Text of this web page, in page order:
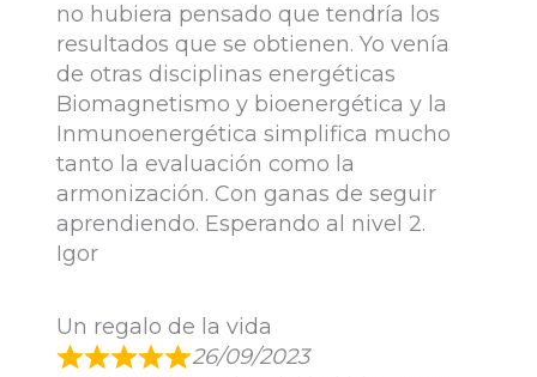
no hubiera pensado que tendría los
resultados que se obtienen. Yo venía
de otras disciplinas energéticas
Biomagnetismo y bioenergética y la
Inmunoenergética simplifica mucho
tanto la evaluación como la
armonización. Con ganas de seguir
aprendiendo. Esperando al nivel 2.
Igor
Un regalo de la vida
26/09/2023